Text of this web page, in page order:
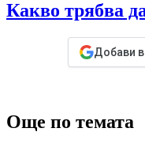
Какво трябва
Добави
Още по темата